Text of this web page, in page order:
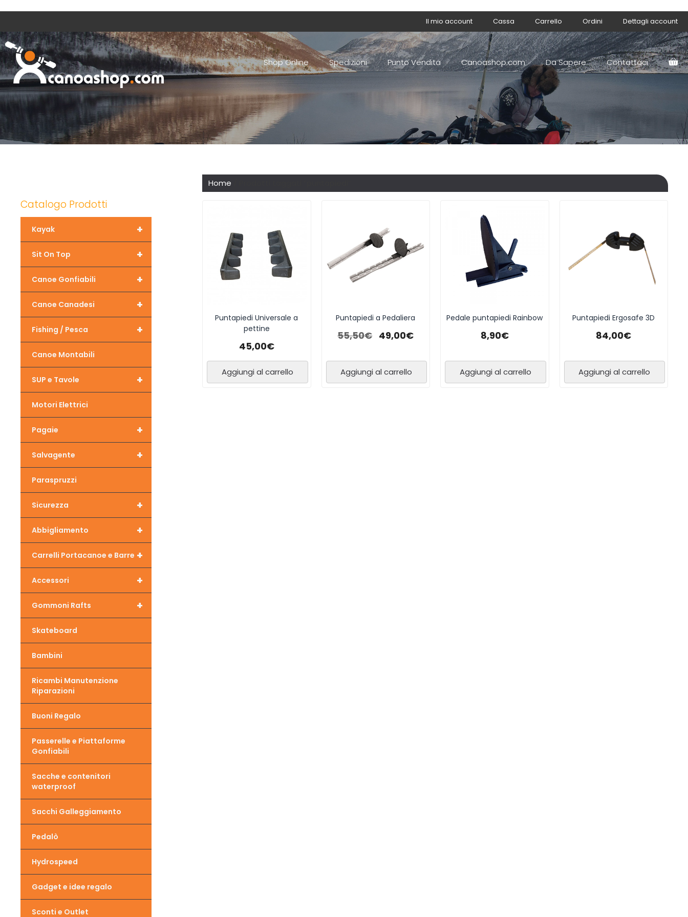
Il mio account Cassa Carrello Ordini Dettagli account
Shop Online Spedizioni Punto Vendita Canoashop.com Da Sapere Contattaci
Home
Puntapiedi Universale a
pettine
45,00€
Aggiungi al carrello
Puntapiedi a Pedaliera
55,50€ 49,00€
Aggiungi al carrello
Pedale puntapiedi Rainbow
8,90€
Aggiungi al carrello
Puntapiedi Ergosafe 3D
84,00€
Aggiungi al carrello
Catalogo Prodotti
+
Kayak
+
Sit On Top
+
Canoe Gonfiabili
+
Canoe Canadesi
+
Fishing / Pesca
Canoe Montabili
+
SUP e Tavole
Motori Elettrici
+
Pagaie
+
Salvagente
Paraspruzzi
+
Sicurezza
+
Abbigliamento
+
Carrelli Portacanoe e Barre
+
Accessori
+
Gommoni Rafts
Skateboard
Bambini
Ricambi Manutenzione
Riparazioni
Buoni Regalo
Passerelle e Piattaforme
Gonfiabili
Sacche e contenitori
waterproof
Sacchi Galleggiamento
Pedalò
Hydrospeed
Gadget e idee regalo
Sconti e Outlet